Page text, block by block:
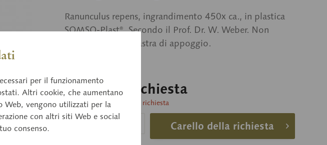
Ranunculus repens, ingrandimento 450x ca., in plastica
SOMSO-Plast®. Secondo il Prof. Dr. W. Weber. Non
scomponibile, su lastra di appoggio.
Prezzo su richiesta
Tempi di consegna su richiesta
Carello della richiesta
per il funzionamento
Altri cookie, che aumentano
vengono utilizzati per la
con altri siti Web e social
consenso.